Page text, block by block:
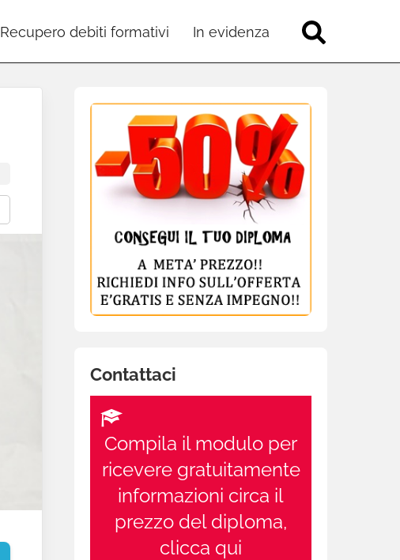
Recupero debiti formativi In evidenza
Contattaci
Compila il modulo per
ricevere gratuitamente
informazioni circa il
prezzo del diploma,
clicca qui